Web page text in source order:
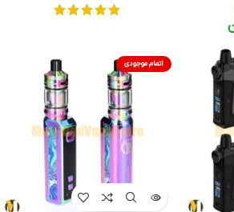
اتمام موجودی